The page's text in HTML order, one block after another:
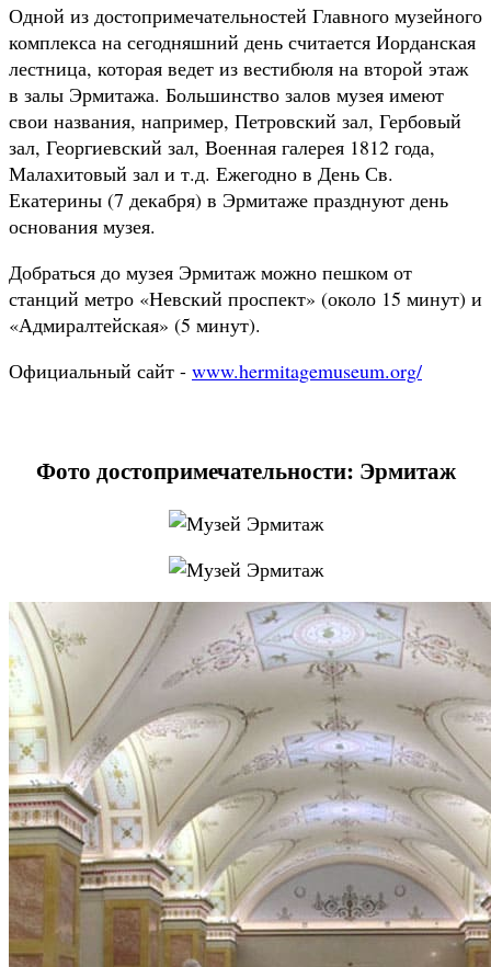
Одной из достопримечательностей Главного музейного
комплекса на сегодняшний день считается Иорданская
лестница, которая ведет из вестибюля на второй этаж
в залы Эрмитажа. Большинство залов музея имеют
свои названия, например, Петровский зал, Гербовый
зал, Георгиевский зал, Военная галерея 1812 года,
Малахитовый зал и т.д. Ежегодно в День Св.
Екатерины (7 декабря) в Эрмитаже празднуют день
основания музея.
Добраться до музея Эрмитаж можно пешком от
станций метро «Невский проспект» (около 15 минут) и
«Адмиралтейская» (5 минут).
Официальный сайт - www.hermitagemuseum.org/
Фото достопримечательности: Эрмитаж